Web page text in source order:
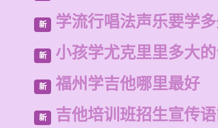
新 学流行唱法声乐要学
新 小孩学尤克里里多大
新 福州学吉他哪里最好
新 吉他培训班招生宣传